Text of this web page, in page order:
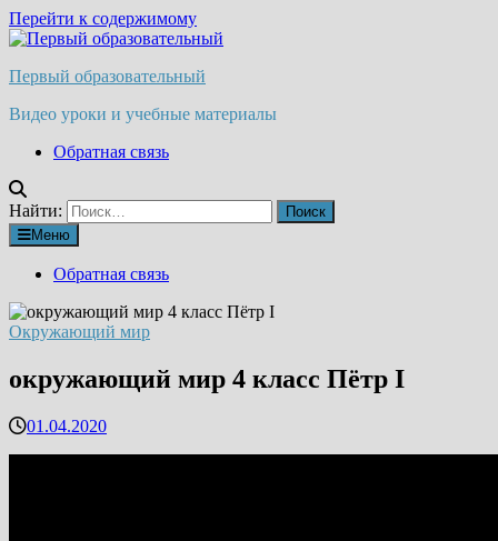
Перейти к содержимому
Первый образовательный
Видео уроки и учебные материалы
Обратная связь
Найти:
Меню
Обратная связь
Окружающий мир
окружающий мир 4 класс Пётр I
01.04.2020